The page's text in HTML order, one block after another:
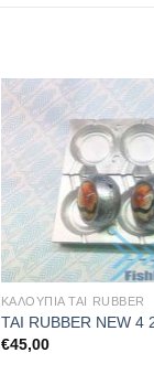
ΚΑΛΟΥΠΙΑ TAI RUBBER
ΤΑΙ RUBBER NEW 4
€45,00